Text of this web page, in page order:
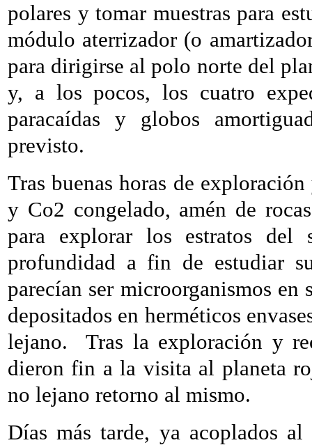
polares y tomar muestras para
módulo aterrizador (o
para dirigirse al polo norte del
y, a los pocos, los cuatro
paracaídas y globos
previsto.
Tras buenas horas de
y Co2 congelado, amén de
para explorar los estratos del
profundidad a fin de estudiar
parecían ser microorganismos
depositados en herméticos
lejano.
Tras la exploración y
dieron fin a la visita al planeta
no lejano retorno al mismo.
Días más tarde, ya acoplados